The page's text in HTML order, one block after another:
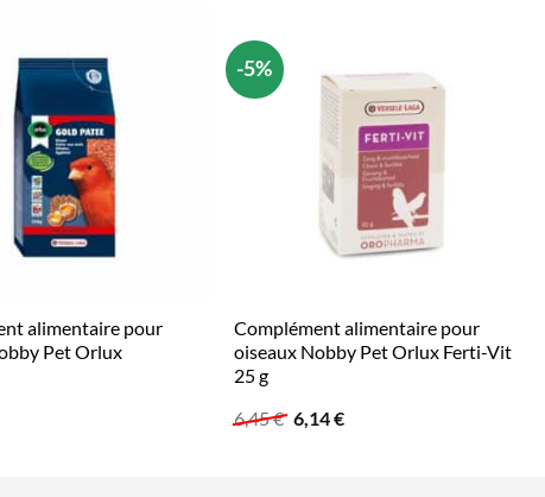
alimentaire pour
Pet Orlux
-5%
Complément alimentaire pour
oiseaux Nobby Pet Orlux Ferti-Vit
25 g
6,45€ Le
prix
6,14€Le